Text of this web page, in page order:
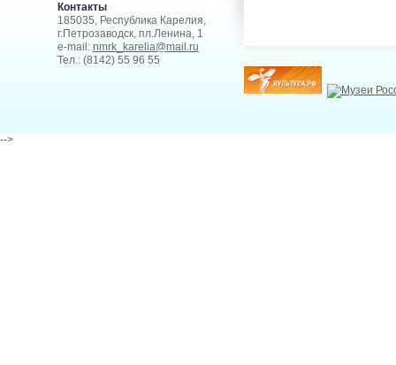
Контакты
185035, Республика Карелия,
г.Петрозаводск, пл.Ленина, 1
e-mail: nmrk_karelia@mail.ru
Тел.: (8142) 55 96 55
-->